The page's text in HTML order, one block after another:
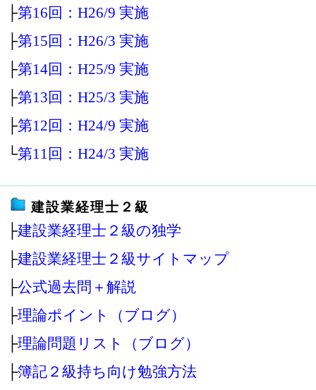
├第16回：H26/9 実施
├第15回：H26/3 実施
├第14回：H25/9 実施
├第13回：H25/3 実施
├第12回：H24/9 実施
└第11回：H24/3 実施
建設業経理士２級
├建設業経理士２級の独学
├建設業経理士２級サイトマップ
├公式過去問＋解説
├理論ポイント（ブログ）
├理論問題リスト（ブログ）
├簿記２級持ち向け勉強方法